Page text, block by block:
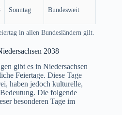
Sonntag Bundesweit
in allen Bundesländern gilt.
2038
gibt es in Niedersachsen
Feiertage. Diese Tage
haben jedoch kulturelle,
Die folgende
besonderen Tage im